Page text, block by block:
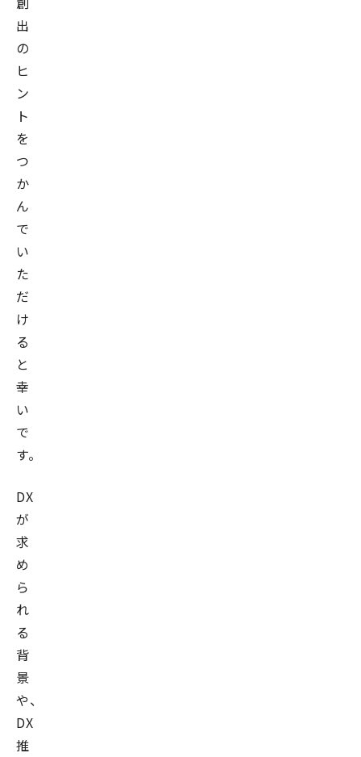
出
の
ヒ
ン
ト
を
つ
か
ん
で
い
た
だ
け
る
と
幸
い
で
す。
DX
が
求
め
ら
れ
る
背
景
や、
DX
推